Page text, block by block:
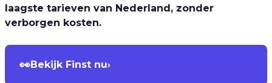
laagste tarieven van Nederland, zonder
verborgen kosten.
👀Bekijk Finst nu›